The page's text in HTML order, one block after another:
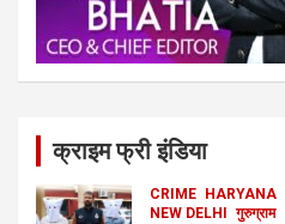
क्राइम फ्री इंडिया
CRIME HARYANA
NEW DELHI गुरुग्राम